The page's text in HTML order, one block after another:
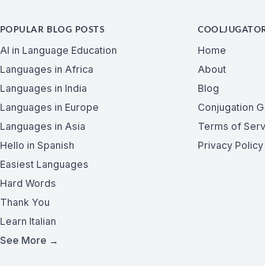
POPULAR BLOG POSTS
AI in Language Education
Languages in Africa
Languages in India
Languages in Europe
Languages in Asia
Hello in Spanish
Easiest Languages
Hard Words
Thank You
Learn Italian
See More →
Home
About
Blog
Conjugation
Terms of
Privacy Policy